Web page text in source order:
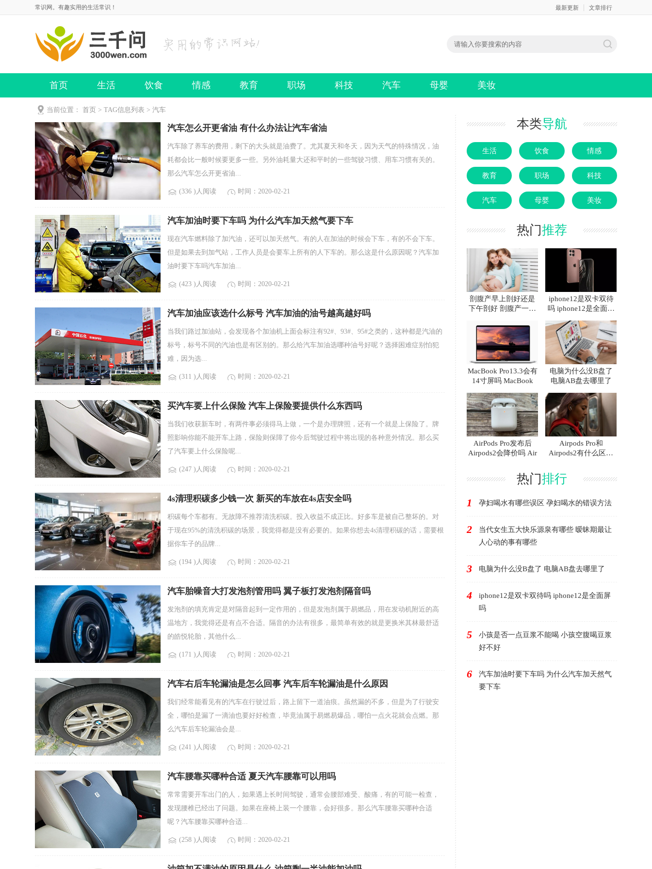
常识网。有趣实用的生活常识！ 最新更新 文章排行
首页 生活 饮食 情感 教育 职场 科技 汽车 母婴 美妆
当前位置： 首页 > TAG信息列表 > 汽车
汽车怎么开更省油 有什么办法让汽车省油
汽车除了养车的费用，剩下的大头就是油费了。尤其夏天和冬天，因为天气的特殊情况，油
耗都会比一般时候要更多一些。另外油耗量大还和平时的一些驾驶习惯、用车习惯有关的。
那么汽车怎么开更省油...
(336 )人阅读 时间：2020-02-21
汽车加油时要下车吗 为什么汽车加天然气要下车
现在汽车燃料除了加汽油，还可以加天然气。有的人在加油的时候会下车，有的不会下车。
但是如果去到加气站，工作人员是会要车上所有的人下车的。那么这是什么原因呢？汽车加
油时要下车吗汽车加油...
(423 )人阅读 时间：2020-02-21
汽车加油应该选什么标号 汽车加油的油号越高越好吗
当我们路过加油站，会发现各个加油机上面会标注有92#、93#、95#之类的，这种都是汽油的
标号，标号不同的汽油也是有区别的。那么给汽车加油选哪种油号好呢？选择困难症别怕犯
难，因为选...
(311 )人阅读 时间：2020-02-21
买汽车要上什么保险 汽车上保险要提供什么东西吗
当我们收获新车时，有两件事必须得马上做，一个是办理牌照，还有一个就是上保险了。牌
照影响你能不能开车上路，保险则保障了你今后驾驶过程中将出现的各种意外情况。那么买
了汽车要上什么保险呢...
(247 )人阅读 时间：2020-02-21
4s清理积碳多少钱一次 新买的车放在4s店安全吗
积碳每个车都有。无故障不推荐清洗积碳。投入收益不成正比。好多车是被自己整坏的。对
于现在95%的清洗积碳的场景，我觉得都是没有必要的。如果你想去4s清理积碳的话，需要根
据你车子的品牌...
(194 )人阅读 时间：2020-02-21
汽车胎噪音大打发泡剂管用吗 翼子板打发泡剂隔音吗
发泡剂的填充肯定是对隔音起到一定作用的，但是发泡剂属于易燃品，用在发动机附近的高
温地方，我觉得还是有点不合适。隔音的办法有很多，最简单有效的就是更换米其林最舒适
的皓悦轮胎，其他什么...
(171 )人阅读 时间：2020-02-21
汽车右后车轮漏油是怎么回事 汽车后车轮漏油是什么原因
我们经常能看见有的汽车在行驶过后，路上留下一道油痕。虽然漏的不多，但是为了行驶安
全，哪怕是漏了一滴油也要好好检查，毕竟油属于易燃易爆品，哪怕一点火花就会点燃。那
么汽车后车轮漏油会是...
(241 )人阅读 时间：2020-02-21
汽车腰靠买哪种合适 夏天汽车腰靠可以用吗
常常需要开车出门的人，如果遇上长时间驾驶，通常会腰部难受、酸痛，有的可能一检查，
发现腰椎已经出了问题。如果在座椅上装一个腰靠，会好很多。那么汽车腰靠买哪种合适
呢？汽车腰靠买哪种合适...
(258 )人阅读 时间：2020-02-21
本类导航
生活 饮食 情感
教育 职场 科技
汽车 母婴 美妆
热门推荐
剖腹产早上剖好还是
下午剖好 剖腹产一天
iphone12是双卡双待
吗 iphone12是全面屏
MacBook Pro13.3会有
14寸屏吗 MacBook
电脑为什么没B盘了
电脑AB盘去哪里了
AirPods Pro发布后
Airpods2会降价吗 Air
Airpods Pro和
Airpods2有什么区别
热门排行
1 孕妇喝水有哪些误区 孕妇喝水的错误方法
2
当代女生五大快乐源泉有哪些 暧昧期最让
人心动的事有哪些
3 电脑为什么没B盘了 电脑AB盘去哪里了
4
iphone12是双卡双待吗 iphone12是全面屏
吗
5
小孩是否一点豆浆不能喝 小孩空腹喝豆浆
好不好
6
汽车加油时要下车吗 为什么汽车加天然气
要下车